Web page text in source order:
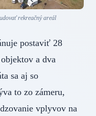
rekreačný areál
postaviť 28
a dva
sa aj so
to zo zámeru,
vplyvov na